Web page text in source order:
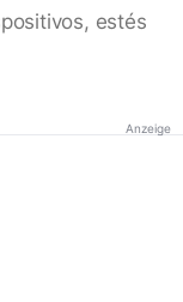
estés
Anzeige